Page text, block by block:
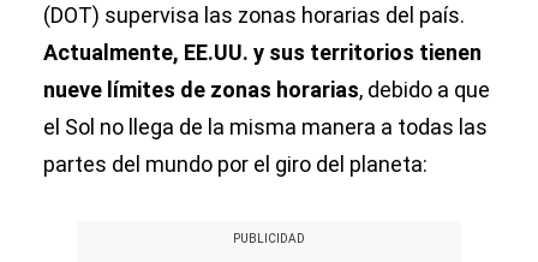
(DOT) supervisa las zonas horarias del país.
Actualmente, EE.UU. y sus territorios tienen
nueve límites de zonas horarias, debido a que
el Sol no llega de la misma manera a todas las
partes del mundo por el giro del planeta: